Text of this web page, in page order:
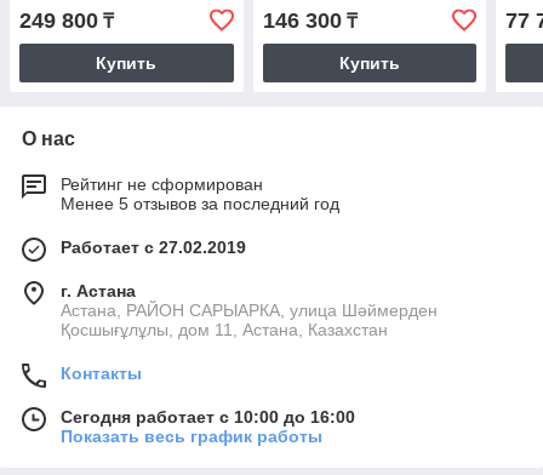
249 800 ₸
Купить
146 300₸
Купить
77
О нас
Рейтинг не сформирован
Менее 5 отзывов за последний год
Работает с 27.02.2019
г. Астана
Астана, РАЙОН САРЫАРКА, улица Шәймерден
Қосшығұлұлы, дом 11, Астана, Казахстан
Контакты
Сегодня работает с 10:00 до 16:00
Показать весь график работы